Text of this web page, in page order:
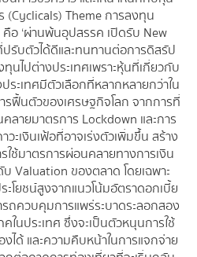
Theme การลงทุน
‘ผ่านพ้นอุปสรรค เปิดรับ New
รับตัวได้ดีและทนทานต่อการดิสรัป
นไปต่างประเทศเพราะหุ้นที่เกี่ยวกับ
ะเทศมีตัวเลือกที่หลากหลายกว่าใน
ฟื้นตัวของเศรษฐกิจโลก จากการที่
ลายมาตรการ Lockdown และการ
ะเงินเฟ้อที่อาจเร่งตัวเพิ่มขึ้น สร้าง
ใช้มาตรการผ่อนคลายทางการเงิน
Valuation ของตลาด โดยเฉพาะ
โยชน์สูงจากแนวโน้มอัตราดอกเบี้ย
ถควบคุมการแพร่ระบาดระลอกสอง
ในประเทศ ซึ่งจะเป็นตัวหนุนการใช้
งได้ และความคืบหน้าในการแจกจ่าย